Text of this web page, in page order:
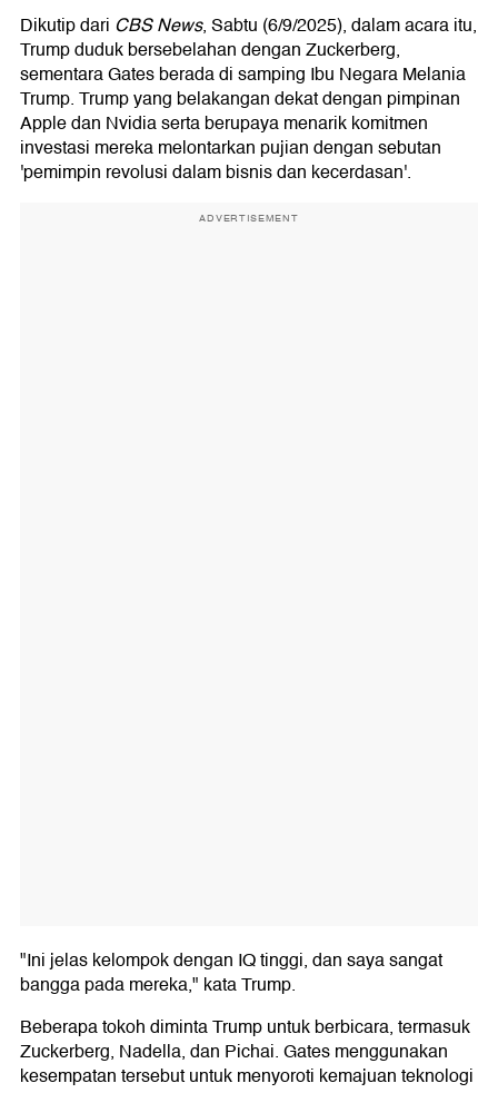
Dikutip dari CBS News, Sabtu (6/9/2025), dalam acara itu,
Trump duduk bersebelahan dengan Zuckerberg,
sementara Gates berada di samping Ibu Negara Melania
Trump. Trump yang belakangan dekat dengan pimpinan
Apple dan Nvidia serta berupaya menarik komitmen
investasi mereka melontarkan pujian dengan sebutan
'pemimpin revolusi dalam bisnis dan kecerdasan'.
ADVERTISEMENT
"Ini jelas kelompok dengan IQ tinggi, dan saya sangat
bangga pada mereka," kata Trump.
Beberapa tokoh diminta Trump untuk berbicara, termasuk
Zuckerberg, Nadella, dan Pichai. Gates menggunakan
kesempatan tersebut untuk menyoroti kemajuan teknologi